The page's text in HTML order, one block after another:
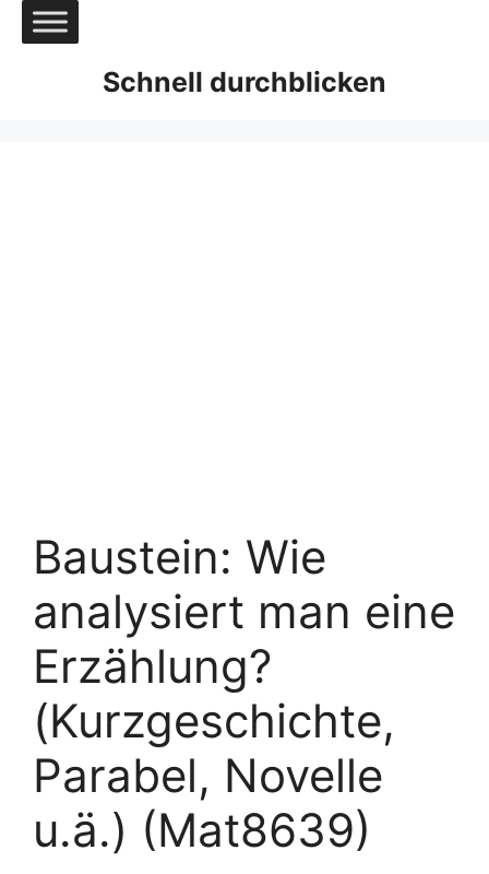
Zum
Inhalt
Schnell durchblicken
Baustein: Wie
analysiert man eine
Erzählung?
(Kurzgeschichte,
Parabel, Novelle
u.ä.) (Mat8639)